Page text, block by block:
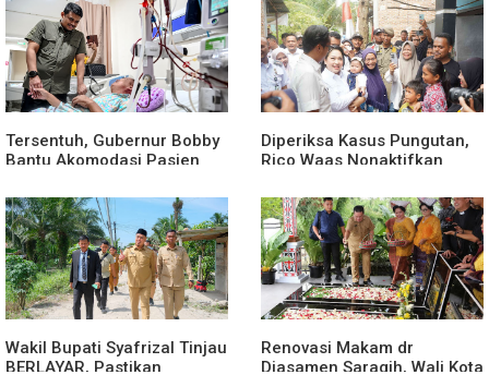
Tersentuh, Gubernur Bobby
Bantu Akomodasi Pasien
di RSUD Thomsen
Diperiksa Kasus Pungutan,
Rico Waas Nonaktifkan
Masyarakat
Wakil Bupati Syafrizal Tinjau
BERLAYAR, Pastikan
Renovasi Makam dr
Djasamen Saragih, Wali Kota